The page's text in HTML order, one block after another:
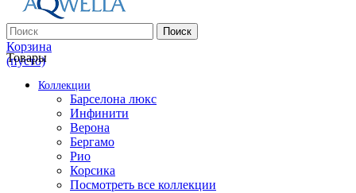
Поиск
Корзина
(пусто)
Товары
Коллекции
Барселона люкс
Инфинити
Верона
Бергамо
Рио
Корсика
Посмотреть все коллекции